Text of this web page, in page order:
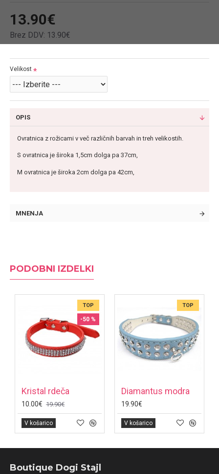
13.90€
Brez DDV: 13.90€
Velikost
OPIS
Ovratnica z rožicami v več različnih barvah in treh velikostih.
S ovratnica je široka 1,5cm dolga pa 37cm,
M ovratnica je široka 2cm dolga pa 42cm,
MNENJA
PODOBNI IZDELKI
TOP
-50 %
Kristal rdeča
10.00€ 19.90€
V košarico
TOP
Diamantus modra
19.90€
V košarico
Boutique Dogi Stajl